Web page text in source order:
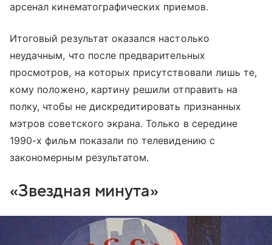
арсенал кинематографических приемов.
Итоговый результат оказался настолько
неудачным, что после предварительных
просмотров, на которых присутствовали лишь те,
кому положено, картину решили отправить на
полку, чтобы не дискредитировать признанных
мэтров советского экрана. Только в середине
1990-х фильм показали по телевидению с
закономерным результатом.
«Звездная минута»